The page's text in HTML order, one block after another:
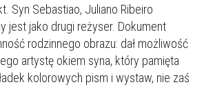
Syn Sebastiao, Juliano Ribeiro
jest jako drugi reżyser. Dokument
rodzinnego obrazu: dał możliwość
artystę okiem syna, który pamięta
kolorowych pism i wystaw, nie zaś